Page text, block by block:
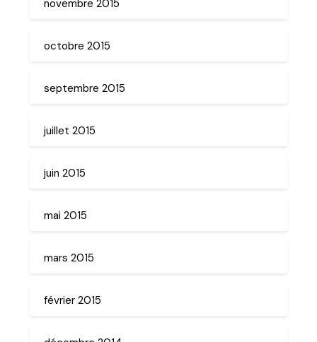
novembre 2015
octobre 2015
septembre 2015
juillet 2015
juin 2015
mai 2015
mars 2015
février 2015